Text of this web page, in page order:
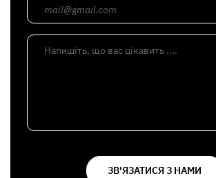
mail@gmail.com
Напишіть, що вас цікавить ....
ЗВ'ЯЗАТИСЯ З НАМИ